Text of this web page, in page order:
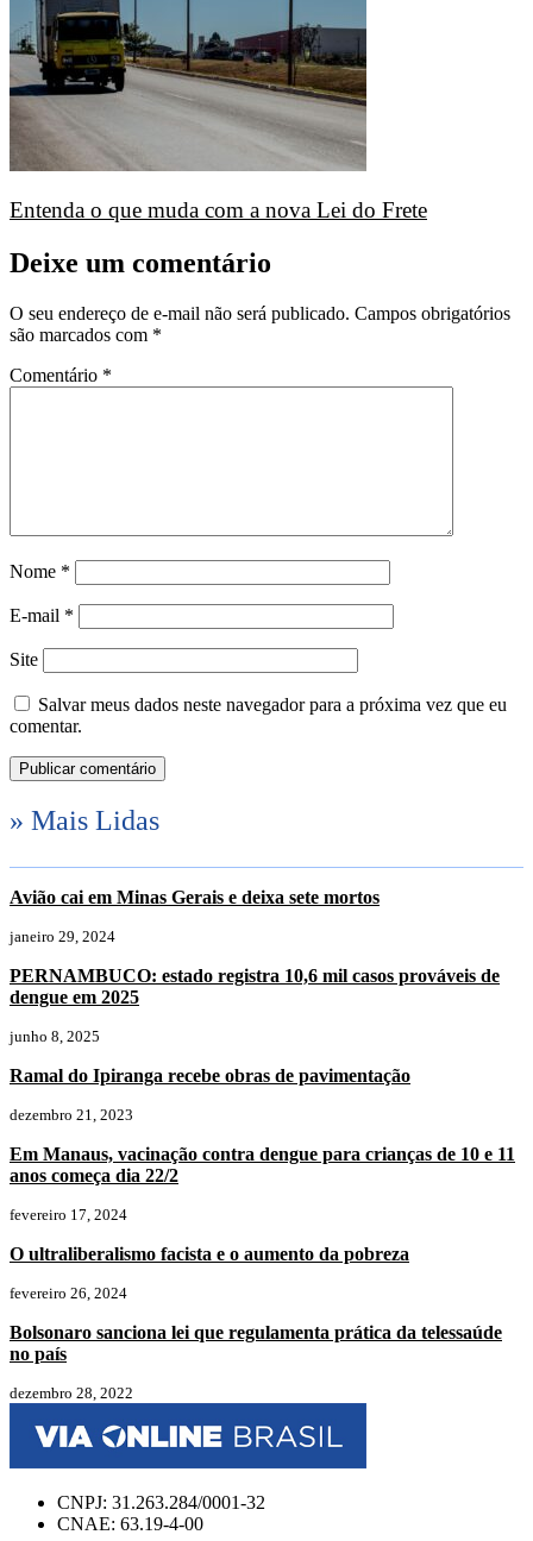
Entenda o que muda com a nova Lei do Frete
Deixe um comentário
O seu endereço de e-mail não será publicado. Campos obrigatórios
são marcados com *
Comentário *
Nome *
E-mail *
Site
Salvar meus dados neste navegador para a próxima vez que eu
comentar.
» Mais Lidas
Avião cai em Minas Gerais e deixa sete mortos
janeiro 29, 2024
PERNAMBUCO: estado registra 10,6 mil casos prováveis de
dengue em 2025
junho 8, 2025
Ramal do Ipiranga recebe obras de pavimentação
dezembro 21, 2023
Em Manaus, vacinação contra dengue para crianças de 10 e 11
anos começa dia 22/2
fevereiro 17, 2024
O ultraliberalismo facista e o aumento da pobreza
fevereiro 26, 2024
Bolsonaro sanciona lei que regulamenta prática da telessaúde
no país
dezembro 28, 2022
CNPJ: 31.263.284/0001-32
CNAE: 63.19-4-00